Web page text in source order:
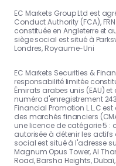
EC Markets Group Ltd est
Conduct Authority (FCA),
constituée en Angleterre et
siège social est situé à
Londres, Royaume-Uni
EC Markets Securities &
responsabilité limitée
Émirats arabes unis (EAU)
numéro d'enregistrement
Financial Promotion L.L.C
des marchés financiers
une licence de catégorie 5 :
autorisée à détenir les
social est situé à l'adresse
Magnum Opus Tower, Al
Road, Barsha Heights,